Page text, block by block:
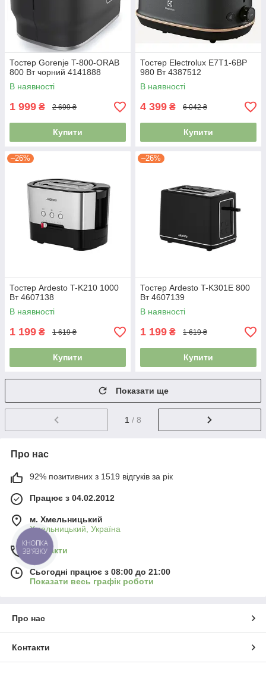
Тостер Gorenje T-800-ORAB
800 Вт чорний 4141888
В наявності
1 999 ₴ 2 699 ₴
Купити
Тостер Electrolux E7T1-6BP
980 Вт 4387512
В наявності
4 399 ₴ 6 042 ₴
Купити
–26%
Тостер Ardesto T-K210 1000
Вт 4607138
В наявності
1 199 ₴ 1 619 ₴
Купити
–26%
Тостер Ardesto T-K301E 800
Вт 4607139
В наявності
1 199 ₴ 1 619 ₴
Купити
Показати ще
1 / 8
Про нас
92% позитивних з 1519 відгуків за рік
Працює з 04.02.2012
м. Хмельницький
Хмельницький, Україна
Контакти
Сьогодні працює з 08:00 до 21:00
Показати весь графік роботи
Про нас
Контакти
КНОПКА
ЗВ'ЯЗКУ